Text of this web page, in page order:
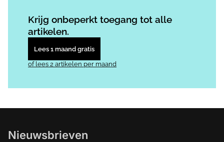
Krijg onbeperkt toegang tot alle
artikelen.
Lees 1 maand gratis
of lees 2 artikelen per maand
Nieuwsbrieven